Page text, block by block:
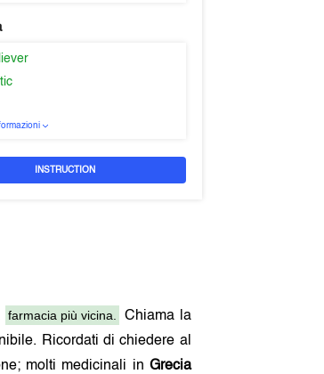
INSTRUCTION
farmacia più vicina.
Chiama la
Ricordati di chiedere al
molti medicinali in Grecia